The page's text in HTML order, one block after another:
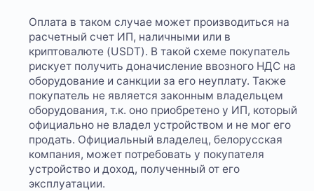
Оплата в таком случае может производиться на
расчетный счет ИП, наличными или в
криптовалюте (USDT). В такой схеме покупатель
рискует получить доначисление ввозного НДС на
оборудование и санкции за его неуплату. Также
покупатель не является законным владельцем
оборудования, т.к. оно приобретено у ИП, который
официально не владел устройством и не мог его
продать. Официальный владелец, белорусская
компания, может потребовать у покупателя
устройство и доход, полученный от его
эксплуатации.